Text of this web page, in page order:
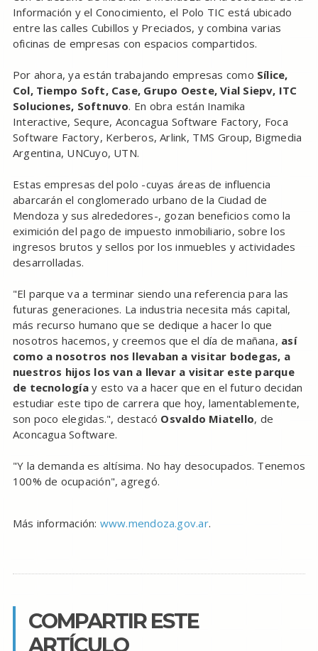
Información y el Conocimiento, el Polo TIC está ubicado
entre las calles Cubillos y Preciados, y combina varias
oficinas de empresas con espacios compartidos.
Por ahora, ya están trabajando empresas como Sílice,
Col, Tiempo Soft, Case, Grupo Oeste, Vial Siepv, ITC
Soluciones, Softnuvo. En obra están Inamika
Interactive, Sequre, Aconcagua Software Factory, Foca
Software Factory, Kerberos, Arlink, TMS Group, Bigmedia
Argentina, UNCuyo, UTN.
Estas empresas del polo -cuyas áreas de influencia
abarcarán el conglomerado urbano de la Ciudad de
Mendoza y sus alrededores-, gozan beneficios como la
eximición del pago de impuesto inmobiliario, sobre los
ingresos brutos y sellos por los inmuebles y actividades
desarrolladas.
"El parque va a terminar siendo una referencia para las
futuras generaciones. La industria necesita más capital,
más recurso humano que se dedique a hacer lo que
nosotros hacemos, y creemos que el día de mañana, así
como a nosotros nos llevaban a visitar bodegas, a
nuestros hijos los van a llevar a visitar este parque
de tecnologíay esto va a hacer que en el futuro decidan
estudiar este tipo de carrera que hoy, lamentablemente,
son poco elegidas.", destacó Osvaldo Miatello, de
Aconcagua Software.
"Y la demanda es altísima. No hay desocupados. Tenemos
100% de ocupación", agregó.
Más información: www.mendoza.gov.ar.
COMPARTIR ESTE
ARTÍCULO